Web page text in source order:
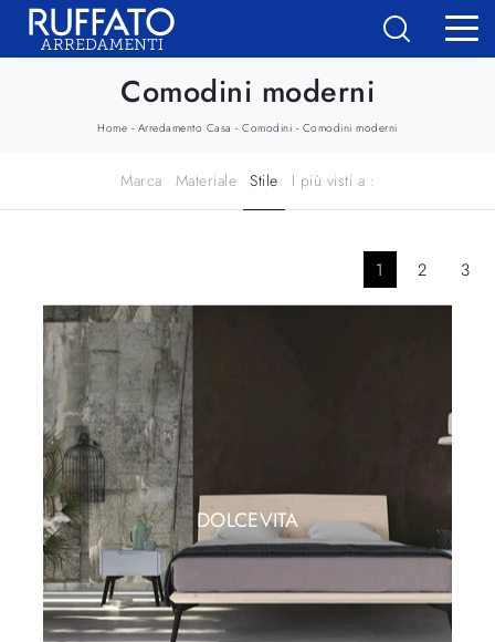
Comodini moderni
Home - Arredamento Casa -Comodini - Comodini moderni
Marca Materiale Stile I più visti a :
1 2 3
DOLCEVITA